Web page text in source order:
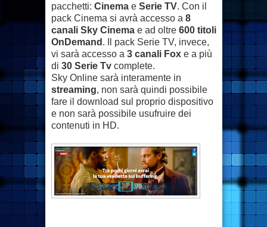
pacchetti: Cinemae Serie TV. Con il
pack Cinema si avrà accesso a 8
canali Sky Cinemae ad oltre600 titoli
OnDemand . Il pack Serie TV, invece,
vi sarà accesso a 3 canali Foxe a più
di 30 Serie Tvcomplete.
Sky Online sarà interamente in
streaming, non sarà quindi possibile
fare il download sul proprio dispositivo
e non sarà possibile usufruire dei
contenuti in HD.